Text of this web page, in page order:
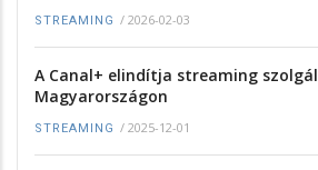
STREAMING / 2026-02-03
A Canal+ elindítja streaming
Magyarországon
STREAMING / 2025-12-01